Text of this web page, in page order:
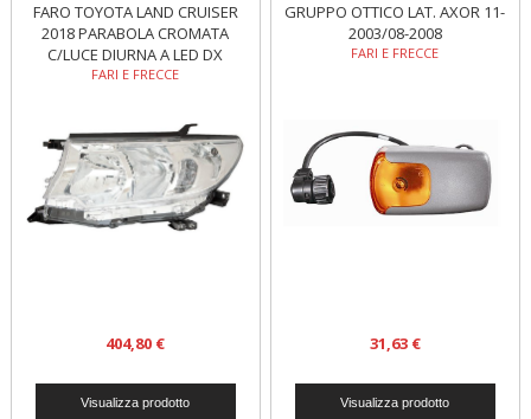
FARO TOYOTA LAND CRUISER
2018 PARABOLA CROMATA
C/LUCE DIURNA A LED DX
FARI E FRECCE
404,80 €
GRUPPO OTTICO LAT. AXOR 11-
2003/08-2008
FARI E FRECCE
31,63 €